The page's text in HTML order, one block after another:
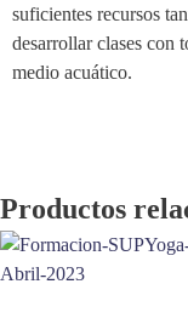
suficientes recursos
desarrollar clases con
medio acuático.
Productos